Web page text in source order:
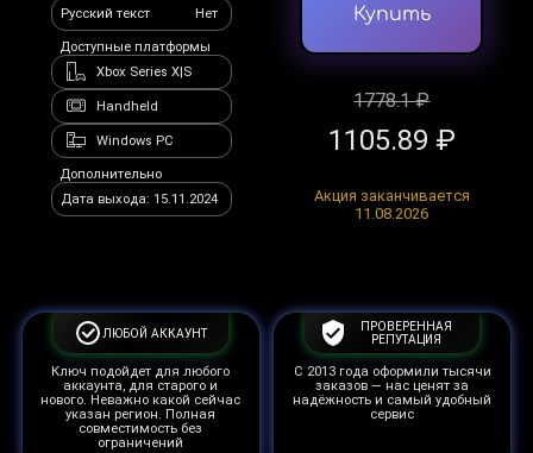
Русский текст Нет
Доступные платформы
Xbox Series X|S
Handheld
Windows PC
Дополнительно
Дата выхода: 15.11.2024
Купить
1778.1 ₽
1105.89 ₽
Акция заканчивается
11.08.2026
ЛЮБОЙ АККАУНТ
Ключ подойдет для любого
аккаунта, для старого и
нового. Неважно какой сейчас
указан регион. Полная
совместимость без
ограничений
ПРОВЕРЕННАЯ
РЕПУТАЦИЯ
С 2013 года оформили тысячи
заказов — нас ценят за
надёжность и самый удобный
сервис